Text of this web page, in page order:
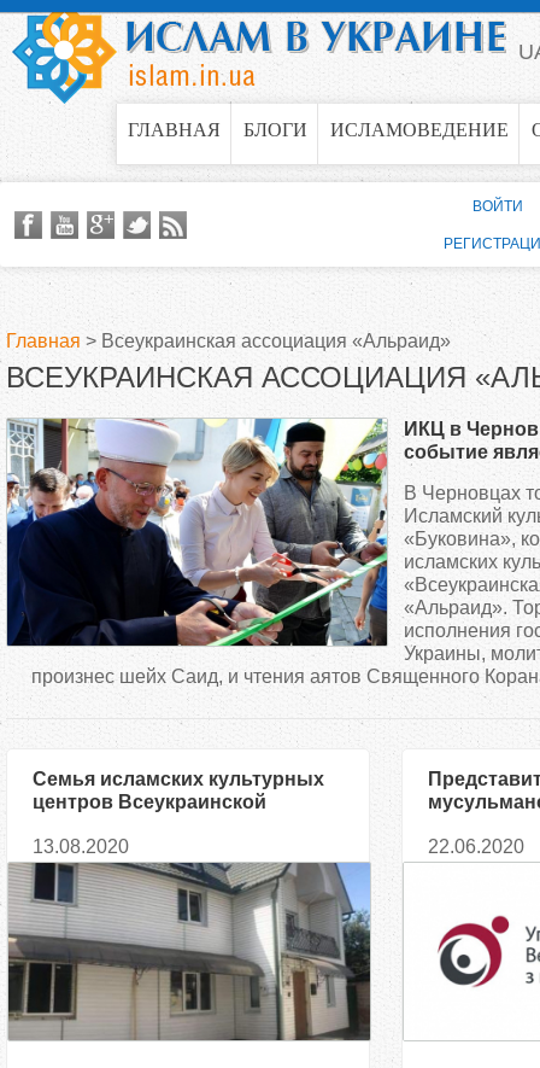
Jump to navigation
ГЛАВНАЯ БЛОГИ ИСЛАМОВЕДЕНИЕ
В
ы
з
д
е
ь
Главная > Всеукраинская ассоциация «Альраид»
ВСЕУКРАИНСКАЯ АССОЦИАЦИЯ
ИКЦ в
событие
только для
всего
В Черновцах
Исламский
«Буковина»,
исламских
«Альраид».
исполнения
Украины,
произнес шейх Саид, и чтения аятов Священного
Семья исламских культурных
центров Всеукраинской
прирастет еще одним — в
Черновцах
13.08.2020
мигрантов
22.06.2020
ВОЙТИ